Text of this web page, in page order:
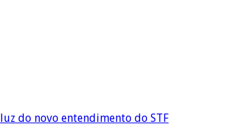
do novo entendimento do STF